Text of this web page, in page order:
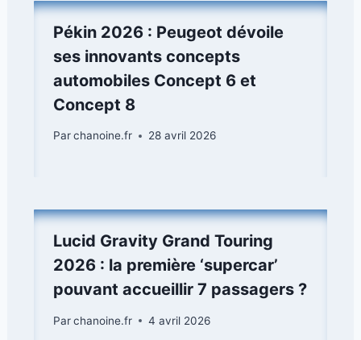
Pékin 2026 : Peugeot dévoile
ses innovants concepts
automobiles Concept 6 et
Concept 8
Parchanoine.fr 28 avril 2026
Lucid Gravity Grand Touring
2026 : la première ‘supercar’
pouvant accueillir 7 passagers ?
Parchanoine.fr 4 avril 2026